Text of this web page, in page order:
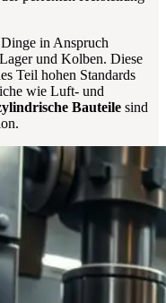
in Anspruch
und Kolben. Diese
Teil hohen Standards
wie Luft- und
Bauteile sind